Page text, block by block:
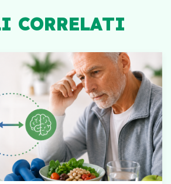
CORRELATI